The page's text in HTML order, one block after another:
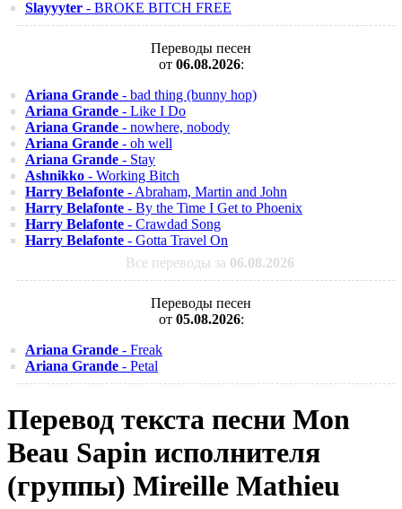
Slayyyter - BROKE BITCH FREE
Переводы песен
от 06.08.2026:
Ariana Grande - bad thing (bunny hop)
Ariana Grande - Like I Do
Ariana Grande - nowhere, nobody
Ariana Grande - oh well
Ariana Grande - Stay
Ashnikko - Working Bitch
Harry Belafonte - Abraham, Martin and John
Harry Belafonte - By the Time I Get to Phoenix
Harry Belafonte - Crawdad Song
Harry Belafonte - Gotta Travel On
Все переводы за 06.08.2026
Переводы песен
от 05.08.2026:
Ariana Grande - Freak
Ariana Grande - Petal
Перевод текста песни Mon
Beau Sapin исполнителя
(группы) Mireille Mathieu